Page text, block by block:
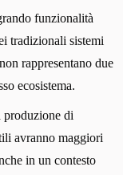
funzionalità
tradizionali sistemi
rappresentano due
ecosistema.
produzione di
avranno maggiori
in un contesto